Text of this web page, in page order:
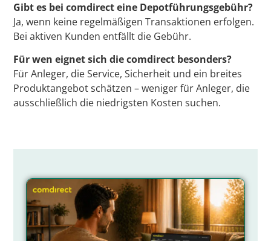
Gibt es bei comdirect eine Depotführungsgebühr?
Ja, wenn keine regelmäßigen Transaktionen erfolgen.
Bei aktiven Kunden entfällt die Gebühr.
Für wen eignet sich die comdirect besonders?
Für Anleger, die Service, Sicherheit und ein breites
Produktangebot schätzen – weniger für Anleger, die
ausschließlich die niedrigsten Kosten suchen.